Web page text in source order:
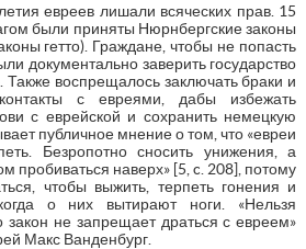
евреев лишали всяческих прав. 15
были приняты Нюрнбергские законы
гетто). Граждане, чтобы не попасть
документально заверить государство
Также воспрещалось заключать браки и
с евреями, дабы избежать
с еврейской и сохранить немецкую
публичное мнение о том, что «евреи
Безропотно сносить унижения, а
пробиваться наверх» [5, c. 208], потому
чтобы выжить, терпеть гонения и
о них вытирают ноги. «Нельзя
закон не запрещает драться с евреем»
Макс Ванденбург.